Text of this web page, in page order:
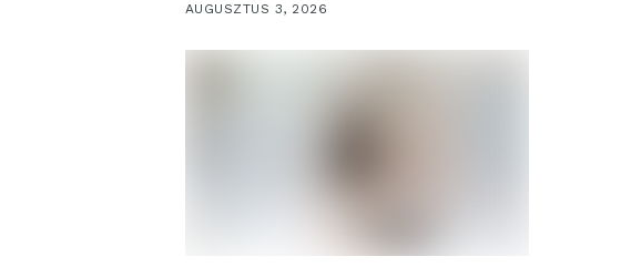
AUGUSZTUS 3, 2026